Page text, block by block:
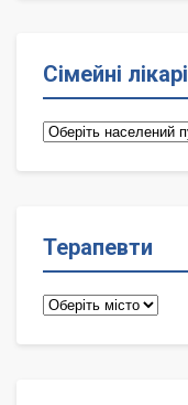
Сімейні лікарі
Сімейні
Терапевти
Терапевти